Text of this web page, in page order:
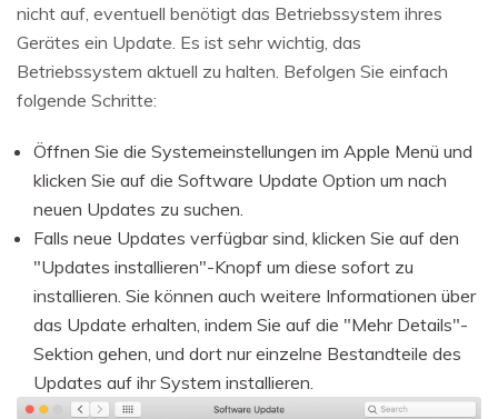
nicht auf, eventuell benötigt das Betriebssystem ihres
Gerätes ein Update. Es ist sehr wichtig, das
Betriebssystem aktuell zu halten. Befolgen Sie einfach
folgende Schritte:
Öffnen Sie die Systemeinstellungen im Apple Menü und
klicken Sie auf die Software Update Option um nach
neuen Updates zu suchen.
Falls neue Updates verfügbar sind, klicken Sie auf den
"Updates installieren"-Knopf um diese sofort zu
installieren. Sie können auch weitere Informationen über
das Update erhalten, indem Sie auf die "Mehr Details"-
Sektion gehen, und dort nur einzelne Bestandteile des
Updates auf ihr System installieren.